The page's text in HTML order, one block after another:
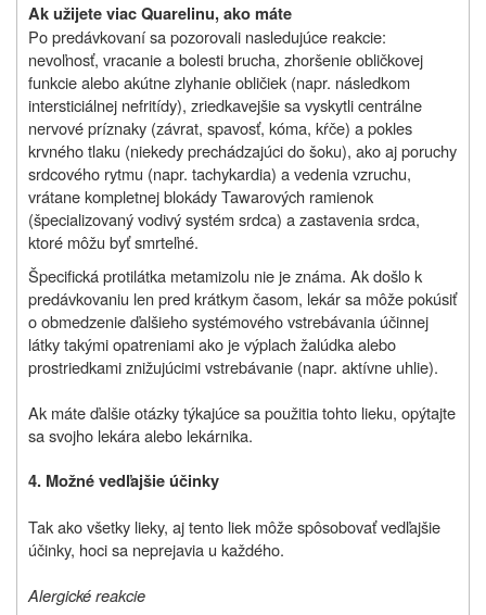
Ak užijete viac Quarelinu, ako máte
Po predávkovaní sa pozorovali nasledujúce reakcie:
nevoľnosť, vracanie a bolesti brucha, zhoršenie obličkovej
funkcie alebo akútne zlyhanie obličiek (napr. následkom
intersticiálnej nefritídy), zriedkavejšie sa vyskytli centrálne
nervové príznaky (závrat, spavosť, kóma, kŕče) a pokles
krvného tlaku (niekedy prechádzajúci do šoku), ako aj poruchy
srdcového rytmu (napr. tachykardia) a vedenia vzruchu,
vrátane kompletnej blokády Tawarových ramienok
(špecializovaný vodivý systém srdca) a zastavenia srdca,
ktoré môžu byť smrteľné.
Špecifická protilátka metamizolu nie je známa. Ak došlo k
predávkovaniu len pred krátkym časom, lekár sa môže pokúsiť
o obmedzenie ďalšieho systémového vstrebávania účinnej
látky takými opatreniami ako je výplach žalúdka alebo
prostriedkami znižujúcimi vstrebávanie (napr. aktívne uhlie).
Ak máte ďalšie otázky týkajúce sa použitia tohto lieku, opýtajte
sa svojho lekára alebo lekárnika.
4. Možné vedľajšie účinky
Tak ako všetky lieky, aj tento liek môže spôsobovať vedľajšie
účinky, hoci sa neprejavia u každého.
Alergické reakcie